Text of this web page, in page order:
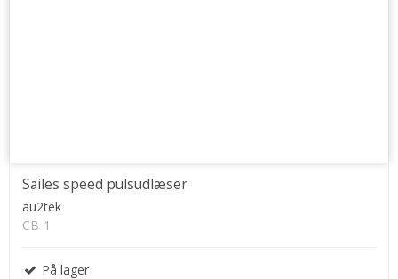
Sailes speed pulsudlæser
au2tek
CB-1
På lager